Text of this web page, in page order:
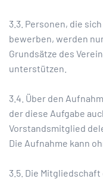
3.3. Personen, die
bewerben, werden
Grundsätze des
unterstützen.
3.4. Über den
der diese Aufgabe
Vorstandsmitglied
Die Aufnahme kann
3.5. Die